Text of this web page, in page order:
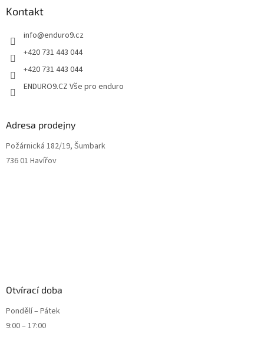
Kontakt
info@enduro9.cz
+420 731 443 044
+420 731 443 044
ENDURO9.CZ Vše pro enduro
Adresa prodejny
Požárnická 182/19, Šumbark
736 01 Havířov
Otvírací doba
Pondělí – Pátek
9:00 – 17:00